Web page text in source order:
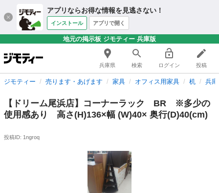
アプリならお得な情報を見逃さない！
インストール アプリで開く
地元の掲示板 ジモティー 兵庫版
兵庫県 検索 ログイン 投稿
ジモティー 売ります・あげます 家具 オフィス用家具 机 兵
【ドリーム尾浜店】コーナーラック BR ※多少の
使用感あり 高さ(H)136×幅 (W)40× 奥行(D)40(cm)
投稿ID: 1ngroq